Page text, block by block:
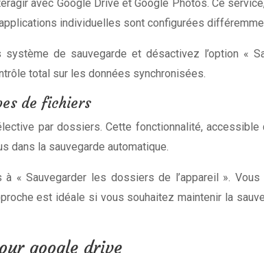
avec Google Drive et Google Photos. Ce
individuelles sont configurées
de sauvegarde et désactivez l’option «
total sur les données synchronisées.
de fichiers
par dossiers. Cette fonctionnalité, accessible
dans la sauvegarde automatique.
« Sauvegarder les dossiers de l’appareil ».
est idéale si vous souhaitez maintenir la
google drive